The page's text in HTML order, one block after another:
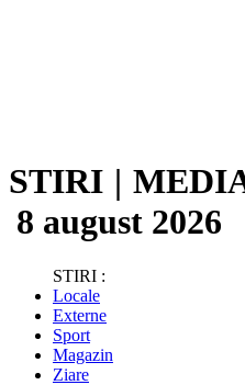
STIRI |
8 august 2026
STIRI :
Locale
Externe
Sport
Magazin
Ziare